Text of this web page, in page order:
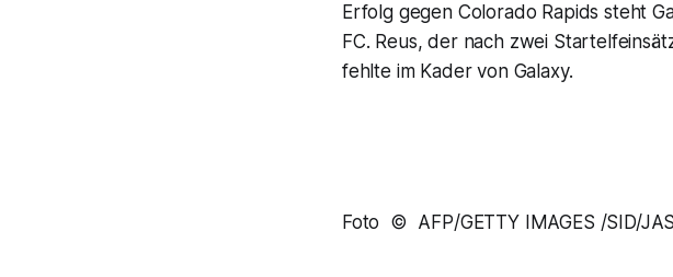
Erfolg gegen Colorado Rapids steht
FC. Reus, der nach zwei
fehlte im Kader von Galaxy.
Foto © AFP/GETTY IMAGES /SID/